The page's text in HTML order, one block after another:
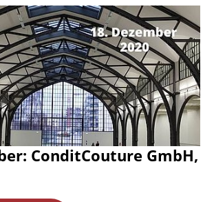
ConditCouture GmbH,